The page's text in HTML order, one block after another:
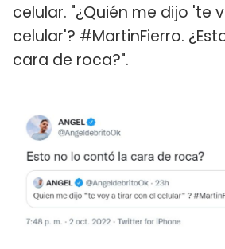
celular. "¿Quién me dijo 'te
celular'? #MartinFierro.
cara de roca?".